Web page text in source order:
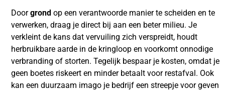
Doorgrond op een verantwoorde manier te scheiden en te
verwerken, draag je direct bij aan een beter milieu. Je
verkleint de kans dat vervuiling zich verspreidt, houdt
herbruikbare aarde in de kringloop en voorkomt onnodige
verbranding of storten. Tegelijk bespaar je kosten, omdat je
geen boetes riskeert en minder betaalt voor restafval. Ook
kan een duurzaam imago je bedrijf een streepje voor geven